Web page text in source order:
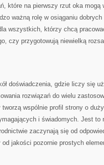
które na pierwszy rzut oka mogą
ważną rolę w osiąganiu
wszystkich, którzy chcą
czy przygotowują niewielką
doświadczenia, gdzie liczy się
rozwiązań do wielu
wspólnie profil strony o
i świadomych. Jest
zaczynają się od
jakości pozornie prostych